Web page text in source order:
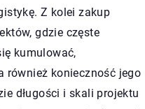
Z kolei zakup
gdzie częste
kumulować,
również konieczność jego
długości i skali projektu